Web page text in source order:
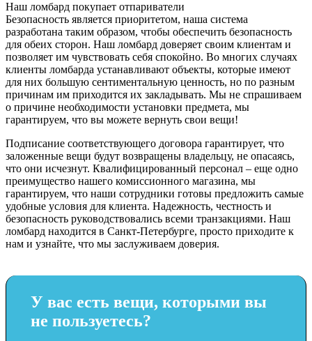
Наш ломбард покупает отпариватели
Безопасность является приоритетом, наша система
разработана таким образом, чтобы обеспечить безопасность
для обеих сторон. Наш ломбард доверяет своим клиентам и
позволяет им чувствовать себя спокойно. Во многих случаях
клиенты ломбарда устанавливают объекты, которые имеют
для них большую сентиментальную ценность, но по разным
причинам им приходится их закладывать. Мы не спрашиваем
о причине необходимости установки предмета, мы
гарантируем, что вы можете вернуть свои вещи!
Подписание соответствующего договора гарантирует, что
заложенные вещи будут возвращены владельцу, не опасаясь,
что они исчезнут. Квалифицированный персонал – еще одно
преимущество нашего комиссионного магазина, мы
гарантируем, что наши сотрудники готовы предложить самые
удобные условия для клиента. Надежность, честность и
безопасность руководствовались всеми транзакциями. Наш
ломбард находится в Санкт-Петербурге, просто приходите к
нам и узнайте, что мы заслуживаем доверия.
У вас есть вещи, которыми вы
не пользуетесь?